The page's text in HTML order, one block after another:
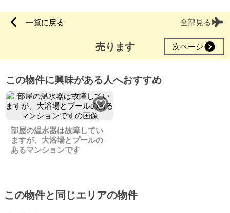
一覧に戻る 全部見る
売ります 次ページ
この物件に興味がある人へおすすめ
部屋の温水器は故障してい
ますが、大浴場とプールの
あるマンションです
この物件と同じエリアの物件